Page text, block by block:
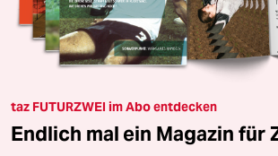
taz FUTURZWEI im Abo entdecken
Endlich mal ein Magazin für